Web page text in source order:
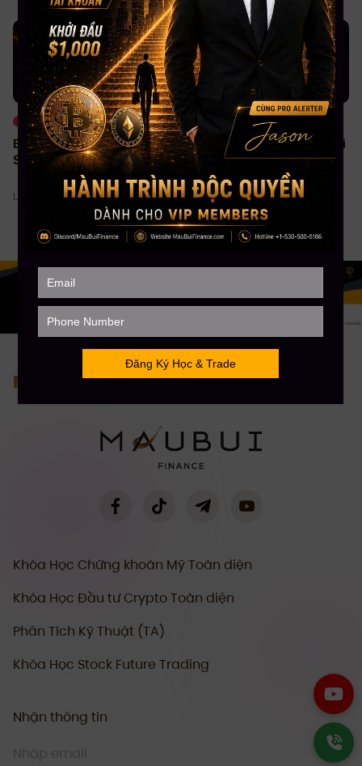
Thị trường, Xu hướng
BẢN TIN ĐÓNG CỬA – Thứ
Sáu, 07/08/2026
Lami - 07/08/2026
Xu hướng
App Mau Bui Finance – Giải
Pháp Nâng Cấp Tư Duy
Tinh Gọn Cho Người Bận
Rộn
Lami - 07/08/2026
Nơi tiếp cận đầu tư bài bản nhất
Khóa Học Chứng khoán Mỹ Toàn diện
Khóa Học Đầu tư Crypto Toàn diện
Phân Tích Kỹ Thuật (TA)
Khóa Học Stock Future Trading
Nhận thông tin